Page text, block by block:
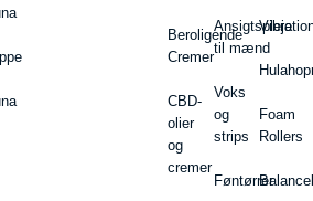
Beroligende
Cremer
CBD-
olier
og
cremer
Ansigtspleje
til mænd
Voks
og
strips
Føntørrer
Foam
Rollers